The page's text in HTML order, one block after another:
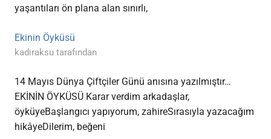
yaşantıları ön plana alan sınırlı,
Ekinin Öyküsü
kadiraksu tarafından
14 Mayıs Dünya Çiftçiler Günü anısına yazılmıştır…
EKİNİN ÖYKÜSÜ Karar verdim arkadaşlar,
öyküyeBaşlangıcı yapıyorum, zahireSırasıyla yazacağım
hikâyeDilerim, beğeni